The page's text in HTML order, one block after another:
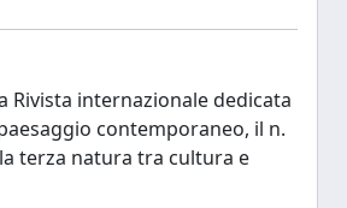
Rivista internazionale dedicata
contemporaneo, il n.
terza natura tra cultura e